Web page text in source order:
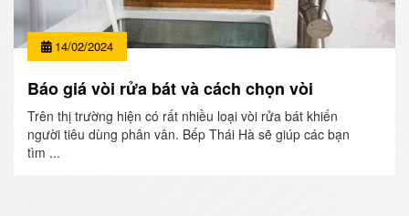
14/02/2024
Báo giá vòi rửa bát và cách chọn vòi
Trên thị trường hiện có rất nhiều loại vòi rửa bát khiến
người tiêu dùng phân vân. Bếp Thái Hà sẽ giúp các bạn
tìm ...